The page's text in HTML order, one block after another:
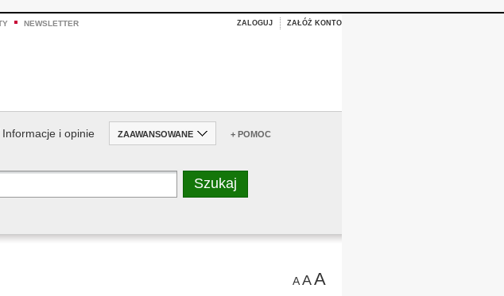
NEWSLETTER ZALOGUJ ZAŁÓŻ KONTO
Informacje i opinie ZAAWANSOWANE + POMOC
AAA